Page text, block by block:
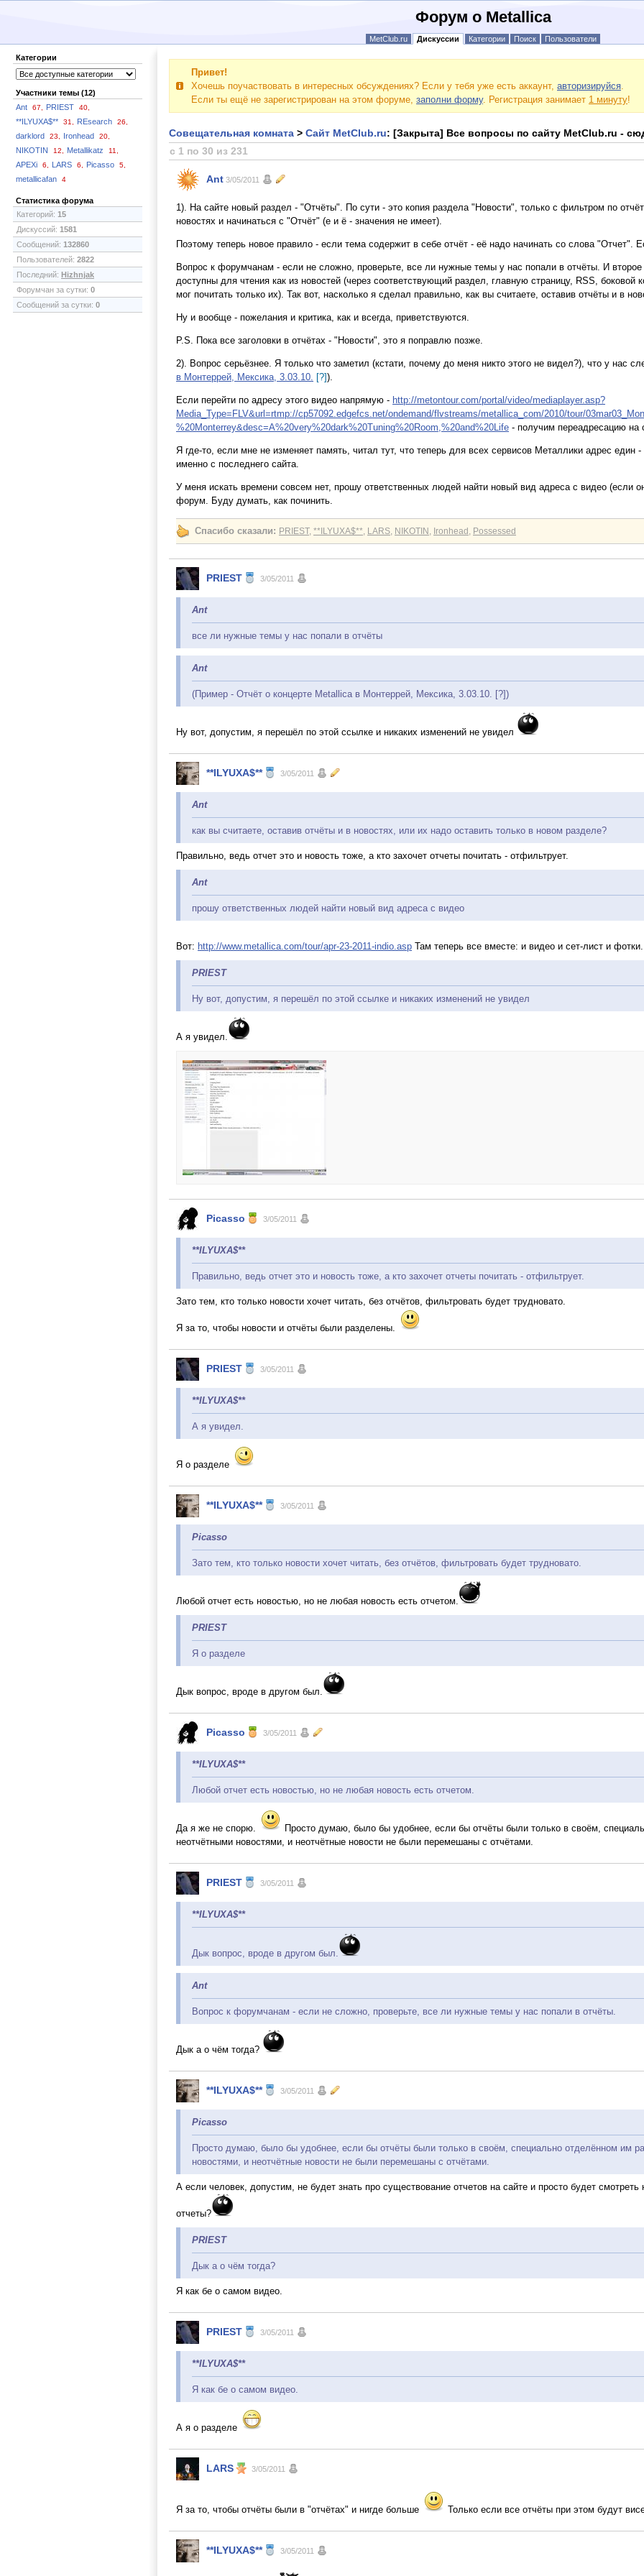
Форум о Metallica
MetClub.ru Дискуссии Категории Поиск Пользователи
Категории
Участники темы (12)
Ant
67, PRIEST 40,
**ILYUXA$** 31, REsearch 26,
darklord 23, Ironhead 20,
NIKOTIN 12, Metallikatz 11,
APEXi 6, LARS 6, Picasso 5,
metallicafan 4
Статистика форума
Категорий: 15
Дискуссий: 1581
Сообщений: 132860
Пользователей: 2822
Последний: Hizhnjak
Форумчан за сутки: 0
Сообщений за сутки: 0
Привет!
Хочешь поучаствовать в интересных обсуждениях? Если у тебя уже есть аккаунт, авторизируйся.
Если ты ещё не зарегистрирован на этом форуме, заполни форму. Регистрация занимает 1 минуту!
Совещательная комната > Сайт MetClub.ru: [Закрыта] Все вопросы по сайту MetClub.ru -
с 1 по 30 из 231
Ant 3/05/2011
1). На сайте новый раздел - "Отчёты". По сути - это копия раздела "Новости", только с фильтром по
новостях и начинаться с "Отчёт" (е и ё - значения не имеет).
Поэтому теперь новое правило - если тема содержит в себе отчёт - её надо начинать со слова "Отчет".
Вопрос к форумчанам - если не сложно, проверьте, все ли нужные темы у нас попали в отчёты. И
доступны для чтения как из новостей (через соответствующий раздел, главную страницу, RSS, боковой
мог почитать только их). Так вот, насколько я сделал правильно, как вы считаете, оставив отчёты и в
Ну и вообще - пожелания и критика, как и всегда, приветствуются.
P.S. Пока все заголовки в отчётах - "Новости", это я поправлю позже.
2). Вопрос серьёзнее. Я только что заметил (кстати, почему до меня никто этого не видел?), что у нас
в Монтеррей, Мексика, 3.03.10. [?]).
Если перейти по адресу этого видео напрямую - http://metontour.com/portal/video/mediaplayer.asp?
Media_Type=FLV&url=rtmp://cp57092.edgefcs.net/ondemand/flvstreams/metallica_com/2010/tour/
%20Monterrey&desc=A%20very%20dark%20Tuning%20Room,%20and%20Life - получим переадресацию на
Я где-то, если мне не изменяет память, читал тут, что теперь для всех сервисов Металлики адрес
именно с последнего сайта.
У меня искать времени совсем нет, прошу ответственных людей найти новый вид адреса с видео (если
форум. Буду думать, как починить.
Спасибо сказали: PRIEST, **ILYUXA$**, LARS, NIKOTIN , Ironhead , Possessed
PRIEST 3/05/2011
Ant
все ли нужные темы у нас попали в отчёты
Ant
(Пример - Отчёт о концерте Metallica в Монтеррей, Мексика, 3.03.10. [?])
Ну вот, допустим, я перешёл по этой ссылке и никаких изменений не увидел
**ILYUXA$** 3/05/2011
Ant
как вы считаете, оставив отчёты и в новостях, или их надо оставить только в новом разделе?
Правильно, ведь отчет это и новость тоже, а кто захочет отчеты почитать - отфильтрует.
Ant
прошу ответственных людей найти новый вид адреса с видео
Вот: http://www.metallica.com/tour/apr-23-2011-indio.asp Там теперь все вместе: и видео и сет-лист и
PRIEST
Ну вот, допустим, я перешёл по этой ссылке и никаких изменений не увидел
А я увидел.
Picasso 3/05/2011
**ILYUXA$**
Правильно, ведь отчет это и новость тоже, а кто захочет отчеты почитать - отфильтрует.
Зато тем, кто только новости хочет читать, без отчётов, фильтровать будет трудновато.
Я за то, чтобы новости и отчёты были разделены.
PRIEST 3/05/2011
**ILYUXA$**
А я увидел.
Я о разделе
**ILYUXA$** 3/05/2011
Picasso
Зато тем, кто только новости хочет читать, без отчётов, фильтровать будет трудновато.
Любой отчет есть новостью, но не любая новость есть отчетом.
PRIEST
Я о разделе
Дык вопрос, вроде в другом был.
Picasso 3/05/2011
**ILYUXA$**
Любой отчет есть новостью, но не любая новость есть отчетом.
Да я же не спорю.
Просто думаю, было бы удобнее, если бы отчёты были только в своём,
неотчётными новостями, и неотчётные новости не были перемешаны с отчётами.
PRIEST 3/05/2011
**ILYUXA$**
Дык вопрос, вроде в другом был.
Ant
Вопрос к форумчанам - если не сложно, проверьте, все ли нужные темы у нас попали в отчёты.
Дык а о чём тогда?
**ILYUXA$** 3/05/2011
Picasso
Просто думаю, было бы удобнее, если бы отчёты были только в своём, специально отделённом им
новостями, и неотчётные новости не были перемешаны с отчётами.
А если человек, допустим, не будет знать про существование отчетов на сайте и просто будет
отчеты?
PRIEST
Дык а о чём тогда?
Я как бе о самом видео.
PRIEST 3/05/2011
**ILYUXA$**
Я как бе о самом видео.
А я о разделе
LARS 3/05/2011
Я за то, чтобы отчёты были в "отчётах" и нигде больше Только если все отчёты при этом будут
**ILYUXA$** 3/05/2011